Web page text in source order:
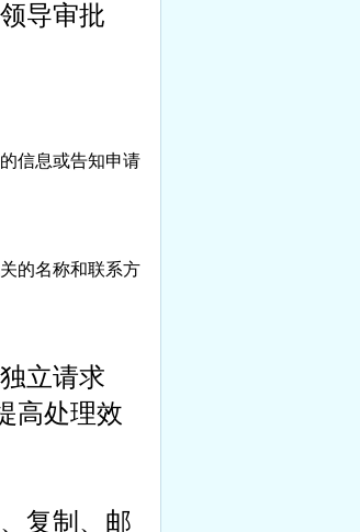
导审批
信息或告知申请
的名称和联系方
立请求
高处理效
复制、邮